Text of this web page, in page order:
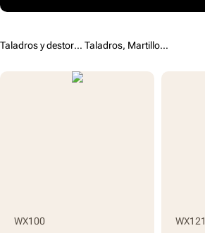
Taladros y destornilladores / Taladros, Martillos y Atornilladores a batería
WX100 WX121